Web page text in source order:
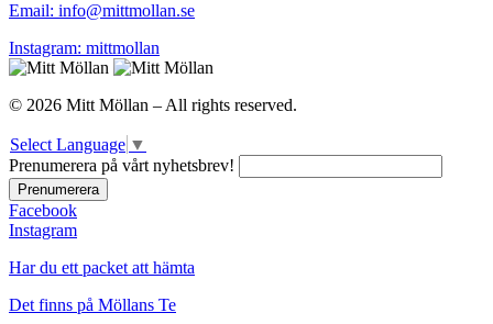
Email: info@mittmollan.se
Instagram: mittmollan
© 2026 Mitt Möllan – All rights reserved.
Select Language ▼
Prenumerera på vårt nyhetsbrev!
Facebook
Instagram
Har du ett packet att hämta
Det finns på Möllans Te